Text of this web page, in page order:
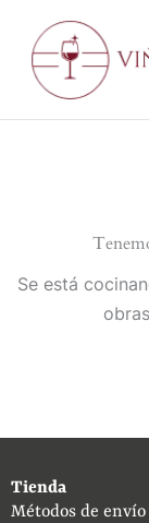
contenido
Se está
Tienda
Métodos de envío